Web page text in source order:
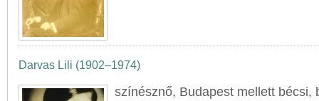
Darvas Lili (1902–1974)
színésznő, Budapest mellett bécsi,